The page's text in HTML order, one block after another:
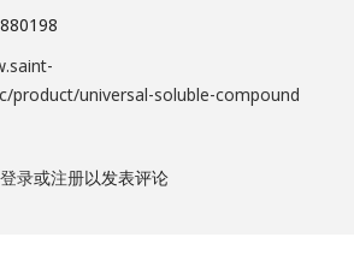
product/universal-soluble-compound
登录或注册以发表评论